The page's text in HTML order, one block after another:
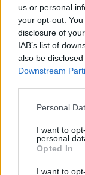
us or personal
your opt-out.
disclosure of
IAB’s list of
also be
Downstream
Please note that
not limited to
grant or deny
use your data
consent section.
Personal
I want to
personal
Opted In
I want to
Plano de
tributária
Rafael Oliveira · 9 ago
NÃO